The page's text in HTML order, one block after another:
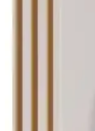
Varol Dama ve Orfe
avantajları ve
Soley ve Varol
Kalite, Tasarım
Soley ve Varol Dama
kullanım özellikleri
seçeneği belirlemenize